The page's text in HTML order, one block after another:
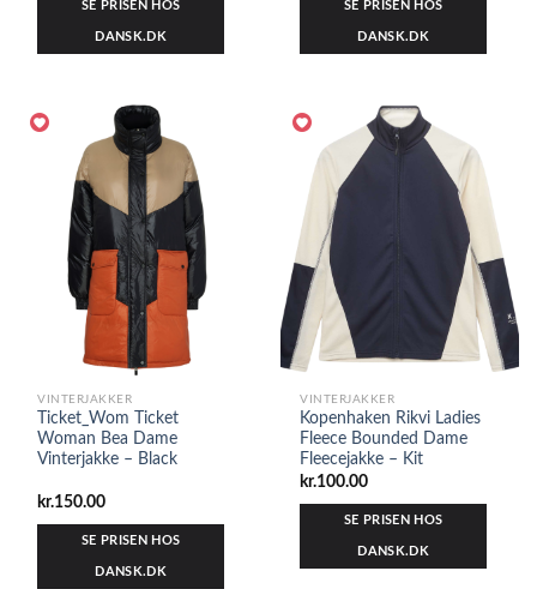
SE PRISEN HOS
DANSK.DK
SE PRISEN HOS
DANSK.DK
VINTERJAKKER
Ticket_Wom Ticket
Woman Bea Dame
Vinterjakke – Black
kr.150.00
SE PRISEN HOS
DANSK.DK
VINTERJAKKER
Kopenhaken Rikvi Ladies
Fleece Bounded Dame
Fleecejakke – Kit
kr.100.00
SE PRISEN HOS
DANSK.DK